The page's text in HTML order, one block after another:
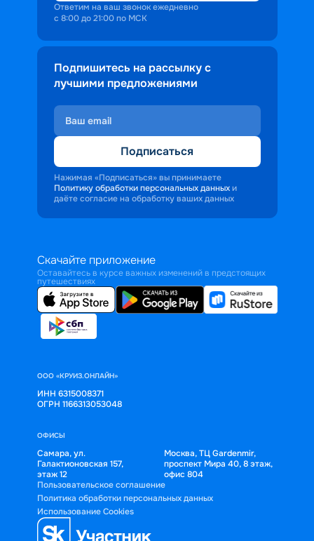
Ответим на ваш звонок ежедневно
с 8:00 до 21:00 по МСК
Подпишитесь на рассылку с
лучшими предложениями
Подписаться
Нажимая «Подписаться» вы принимаете
Политику обработки персональных данных и
даёте согласие на обработку ваших данных
Скачайте приложение
Оставайтесь в курсе важных изменений в предстоящих
путешествиях
ООО «КРУИЗ.ОНЛАЙН»
ИНН 6315008371
ОГРН 1166313053048
ОФИСЫ
Самара, ул.
Галактионовская 157,
этаж 12
Москва, ТЦ Gardenmir,
проспект Мира 40, 8 этаж,
офис 804
Пользовательское соглашение
Политика обработки персональных данных
Использование Cookies